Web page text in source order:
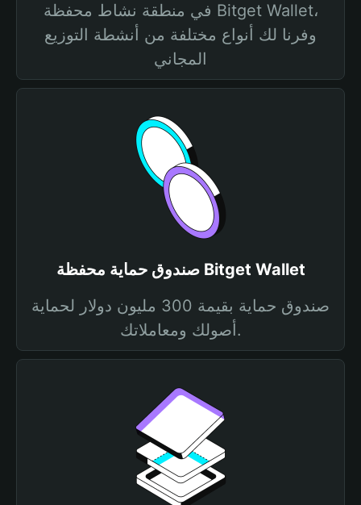
في منطقة نشاط محفظة Bitget Wallet،
وفرنا لك أنواع مختلفة من أنشطة التوزيع
المجاني
صندوق حماية محفظة Bitget Wallet
صندوق حماية بقيمة 300 مليون دولار لحماية
أصولك ومعاملاتك.